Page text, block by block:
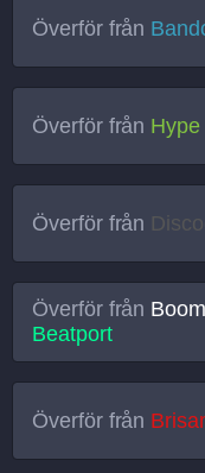
Överför från
Överför från
Överför från
Överför från
Beatport
Överför från